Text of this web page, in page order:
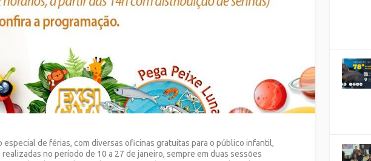
especial de férias, com diversas oficinas gratuitas para o público infantil,
no período de 10 a 27 de janeiro, sempre em duas sessões